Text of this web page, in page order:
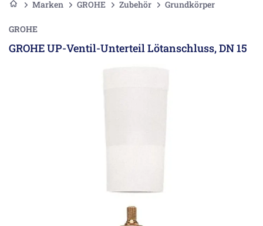
Marken GROHE Zubehör Grundkörper
GROHE
GROHE UP-Ventil-Unterteil Lötanschluss, DN 15